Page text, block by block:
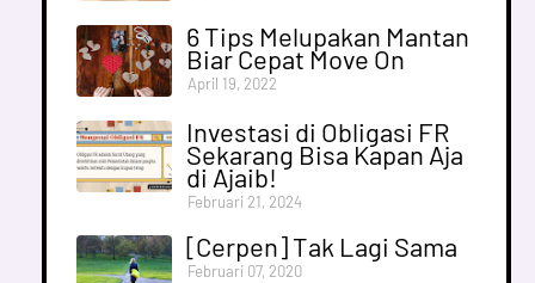
6 Tips Melupakan Mantan
Biar Cepat Move On
April 19, 2022
Investasi di Obligasi FR
Sekarang Bisa Kapan Aja
di Ajaib!
Februari 21, 2024
[Cerpen] Tak Lagi Sama
Februari 07, 2020